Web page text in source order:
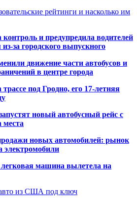
рейтинги и насколько им
и предупредила водителей
за городского выпускного
движение части автобусов и
в центре города
под Гродно, его 17-летняя
новый автобусный рейс с
новых автомобилей: рынок
электромобили
машина вылетела на
из США под ключ